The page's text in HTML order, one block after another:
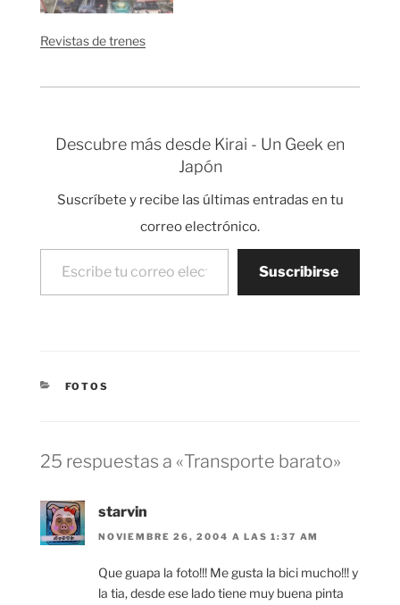
utilizan aunque el
ambiente japonés ha
Revistas de trenes
Descubre más desde Kirai - Un Geek en
Japón
Suscríbete y recibe las últimas entradas en tu
correo electrónico.
Escribe tu correo electrónico…
Suscribirse
CATEGORÍAS
FOTOS
25 respuestas a «Transporte barato»
starvin
NOVIEMBRE 26, 2004 A LAS 1:37 AM
Que guapa la foto!!! Me gusta la bici mucho!!! y
la tia, desde ese lado tiene muy buena pinta